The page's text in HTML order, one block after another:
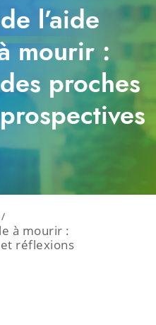
l’aide
mourir :
proches
/
à mourir :
réflexions